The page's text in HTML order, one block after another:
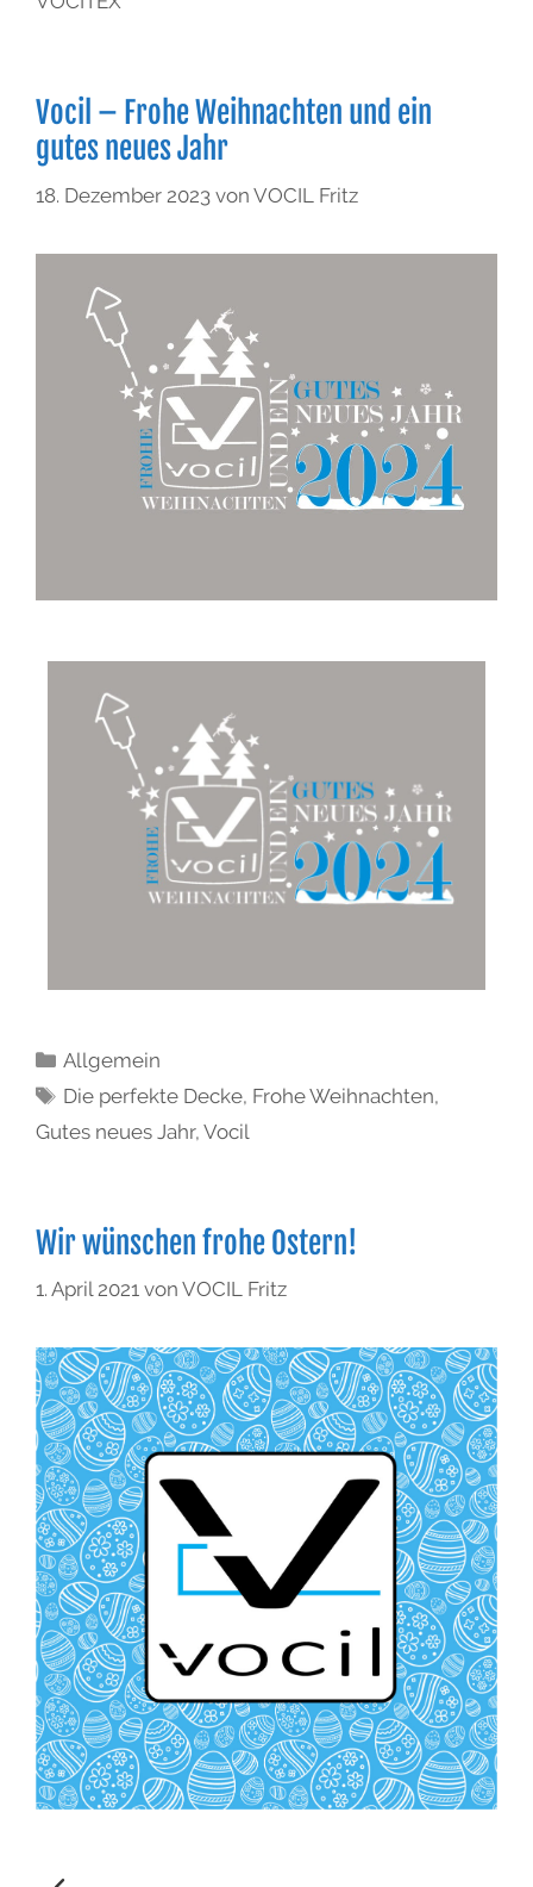
Vocil – Frohe Weihnachten und ein
gutes neues Jahr
18. Dezember 2023 von VOCIL Fritz
Allgemein
Die perfekte Decke, Frohe Weihnachten,
Gutes neues Jahr, Vocil
Wir wünschen frohe Ostern!
1. April 2021 von VOCIL Fritz